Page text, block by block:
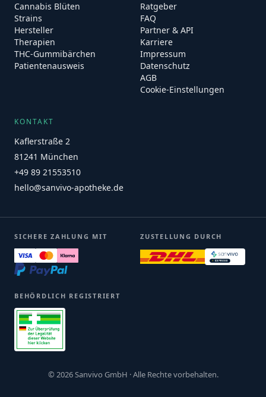
Cannabis Blüten
Strains
Hersteller
Therapien
THC-Gummibärchen
Patientenausweis
Ratgeber
FAQ
Partner & API
Karriere
Impressum
Datenschutz
AGB
Cookie-Einstellungen
KONTAKT
Kaflerstraße 2
81241 München
+49 89 21553510
hello@sanvivo-apotheke.de
SICHERE ZAHLUNG MIT ZUSTELLUNG DURCH
BEHÖRDLICH REGISTRIERT
© 2026 Sanvivo GmbH · Alle Rechte vorbehalten.